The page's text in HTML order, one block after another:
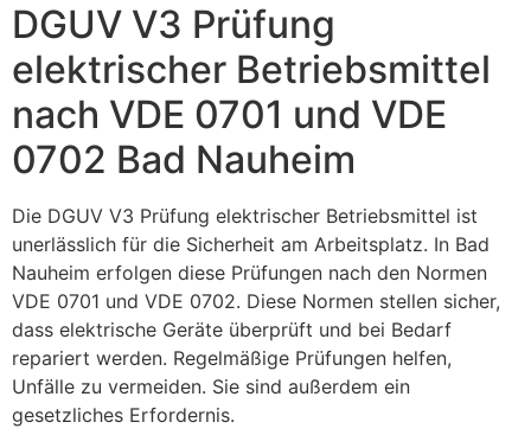
DGUV V3 Prüfung
elektrischer Betriebsmittel
nach VDE 0701 und VDE
0702 Bad Nauheim
Die DGUV V3 Prüfung elektrischer Betriebsmittel ist
unerlässlich für die Sicherheit am Arbeitsplatz. In Bad
Nauheim erfolgen diese Prüfungen nach den Normen
VDE 0701 und VDE 0702. Diese Normen stellen sicher,
dass elektrische Geräte überprüft und bei Bedarf
repariert werden. Regelmäßige Prüfungen helfen,
Unfälle zu vermeiden. Sie sind außerdem ein
gesetzliches Erfordernis.